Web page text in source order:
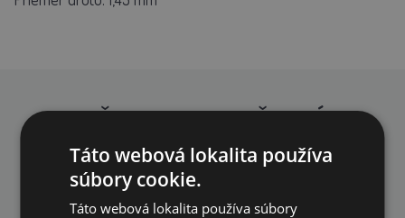
PREČO NAKUPOVAŤ U NÁS?
Táto webová lokalita používa
súbory cookie.
Táto webová lokalita používa súbory